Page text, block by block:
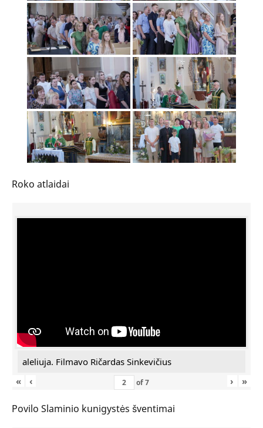
Roko atlaidai
aleliuja. Filmavo Ričardas Sinkevičius
«
‹ of7 › »
Povilo Slaminio kunigystės šventimai